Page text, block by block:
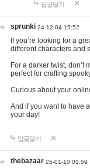
답글달기
sprunki 24-12-04 15:52
If you’re looking for a
different characters and
For a darker twist, don’t
perfect for crafting
Curious about your
And if you want to have
your day!
답글달기
thebazaar 25-01-10 01:59